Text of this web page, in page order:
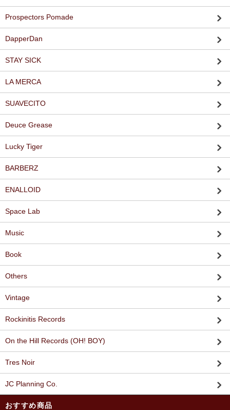
Prospectors Pomade
DapperDan
STAY SICK
LA MERCA
SUAVECITO
Deuce Grease
Lucky Tiger
BARBERZ
ENALLOID
Space Lab
Music
Book
Others
Vintage
Rockinitis Records
On the Hill Records (OH! BOY)
Tres Noir
JC Planning Co.
おすすめ商品